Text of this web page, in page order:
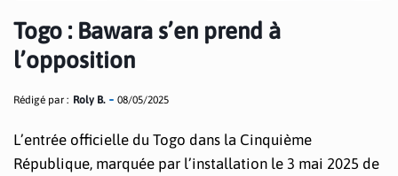
Togo : Bawara s’en prend à
l’opposition
Rédigé par : Roly B. 08/05/2025
L’entrée officielle du Togo dans la Cinquième
République, marquée par l’installation le 3 mai 2025 de